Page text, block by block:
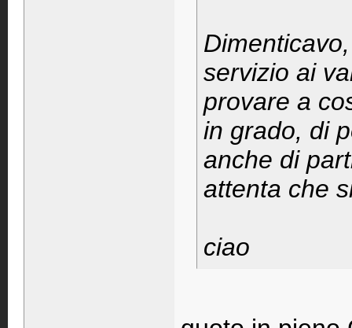
servizio ai
provare a
in grado, di
anche di
attenta che
ciao